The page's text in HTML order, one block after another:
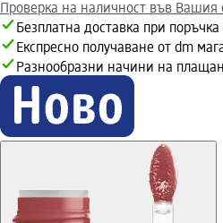
Проверка на наличност във Вашия
Безплатна доставка при
Експресно получаване от dm
Разнообразни начини на